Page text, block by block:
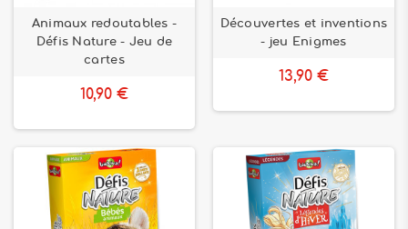
Animaux redoutables -
Défis Nature - Jeu de
cartes
10,90 €
Découvertes et inventions
- jeu Enigmes
13,90 €